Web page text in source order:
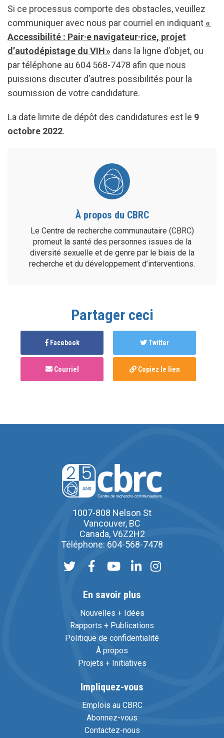
Si ce processus comporte des obstacles, veuillez
communiquer avec nous par courriel en indiquant«
Accessibilité : Pair·e navigateur·rice, projet
d’autodépistage du VIH » dans la ligne d’objet, ou
par téléphone au 604 568-7478 afin que nous
puissions discuter d’autres possibilités pour la
soumission de votre candidature.
La date limite de dépôt des candidatures est le 9
octobre 2022.
À propos du CBRC
Le Centre de recherche communautaire (CBRC)
promeut la santé des personnes issues de la
diversité sexuelle et de genre par le biais de la
recherche et du développement d’interventions.
Partager ceci
Facebook Twitter
Courriel Copiez le lien
1007-808 Nelson St
Vancouver, BC
Canada, V6Z2H2
Téléphone: 604-568-7478
En savoir plus
Nouvelles + Idées
Rapports + Publications
Politique de confidentialité
À propos
Projets + Initiatives
Impliquez-vous
Emplois au CBRC
Abonnez-vous
Contactez-nous